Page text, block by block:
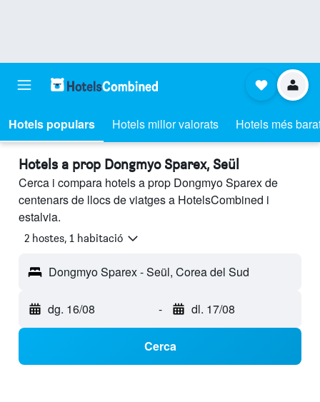
Hotels populars Hotels millor valorats Hotels més
Hotels a prop Dongmyo Sparex, Seül
Cerca i compara hotels a prop Dongmyo Sparex de
centenars de llocs de viatges a HotelsCombined i
estalvia.
2 hostes, 1 habitació
Dongmyo Sparex - Seül, Corea del Sud
dg. 16/08 - dl. 17/08
Cerca